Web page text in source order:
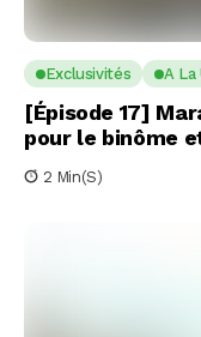
Exclusivités A La
[Épisode 17]
pour le binôme
2 Min(s)